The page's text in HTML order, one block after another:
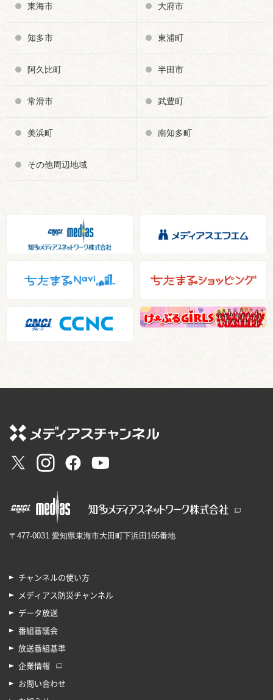
東海市 大府市
知多市 東浦町
阿久比町 半田市
常滑市 武豊町
美浜町 南知多町
その他周辺地域
〒477-0031 愛知県東海市大田町下浜田165番地
チャンネルの使い方
メディアス防災チャンネル
データ放送
番組審議会
放送番組基準
企業情報
お問い合わせ